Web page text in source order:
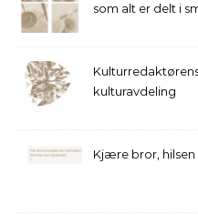
som alt er delt i
kulturavdeling
Kjære bror, hilsen